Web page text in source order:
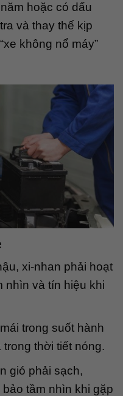
hoặc có dấu
và thay thế kịp
không nổ máy”
xi-nhan phải hoạt
nhìn và tín hiệu khi
trong suốt hành
thời tiết nóng.
gió phải sạch,
tầm nhìn khi gặp